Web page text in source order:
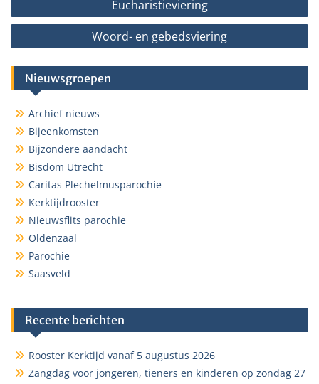
navigatie
Eucharistieviering
Woord- en gebedsviering
Nieuwsgroepen
Archief nieuws
Bijeenkomsten
Bijzondere aandacht
Bisdom Utrecht
Caritas Plechelmusparochie
Kerktijdrooster
Nieuwsflits parochie
Oldenzaal
Parochie
Saasveld
Recente berichten
Rooster Kerktijd vanaf 5 augustus 2026
Zangdag voor jongeren, tieners en kinderen op zondag 27